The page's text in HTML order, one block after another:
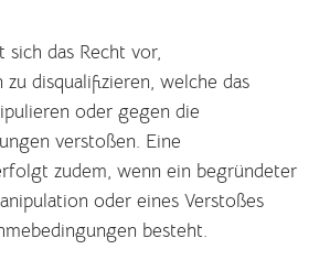
das Recht vor,
zu disqualifizieren, welche das
oder gegen die
verstoßen. Eine
zudem, wenn ein begründeter
oder eines Verstoßes
besteht.